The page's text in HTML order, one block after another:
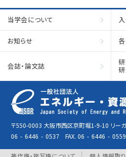
当学会について
お知らせ
会誌・論文誌
〒550-0003 大阪市西区京町堀1-9-10 リー
06 - 6446 - 0537 FAX. 06 - 6446 - 0559